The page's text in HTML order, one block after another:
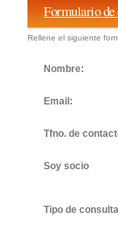
Formulario de
Rellene el siguiente
Nombre:
Email:
Tfno. de
Soy socio
Tipo de